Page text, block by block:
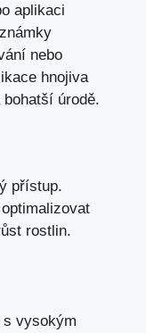
aplikaci
nebo
hnojiva
úrodě.
přístup.
rostlin.
s vysokým